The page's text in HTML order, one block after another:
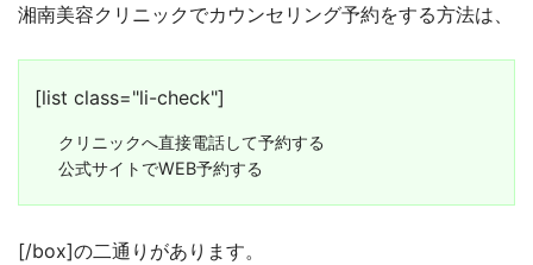
湘南美容クリニックでカウンセリング予約をする方法は、
[list class="li-check"]
クリニックへ直接電話して予約する
公式サイトでWEB予約する
[/box]の二通りがあります。